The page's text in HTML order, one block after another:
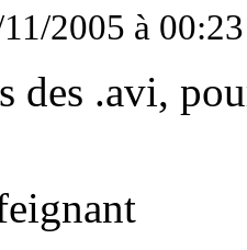
2005 à 00:23
des .avi,